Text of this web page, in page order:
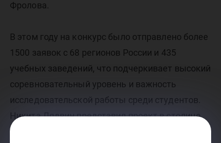
Фролова.
В этом году на конкурс было отправлено более
1500 заявок с 68 регионов России и 435
учебных заведений, что подчеркивает высокий
соревновательный уровень и важность
исследовательской работы среди студентов.
Никита Лядвин представил проект в столице,
где работа была хорошо оценена членами